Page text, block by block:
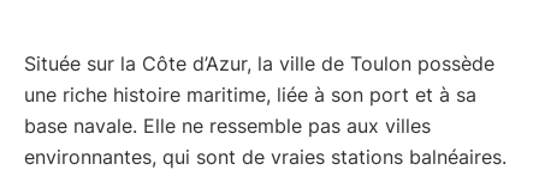
Située sur la Côte d’Azur, la ville de Toulon possède
une riche histoire maritime, liée à son port et à sa
base navale. Elle ne ressemble pas aux villes
environnantes, qui sont de vraies stations balnéaires.